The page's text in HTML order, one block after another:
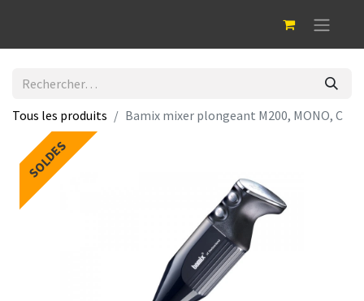
Tous les produits Bamix mixer plongeant M200, MONO, C
SOLDES